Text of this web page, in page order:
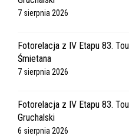
7 sierpnia 2026
Fotorelacja z IV Etapu 83.
Śmietana
7 sierpnia 2026
Fotorelacja z IV Etapu 83.
Gruchalski
6 sierpnia 2026